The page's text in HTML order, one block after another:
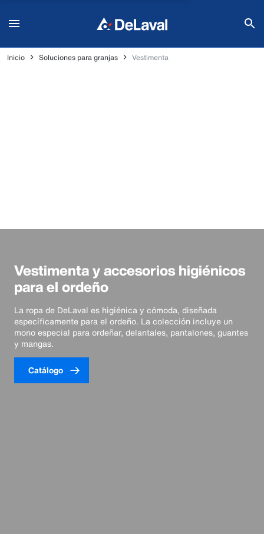
Inicio Soluciones para granjas Vestimenta
Vestimenta y accesorios higiénicos
para el ordeño
La ropa de DeLaval es higiénica y cómoda, diseñada
específicamente para el ordeño. La colección incluye un
mono especial para ordeñar, delantales, pantalones, guantes
y mangas.
Catálogo